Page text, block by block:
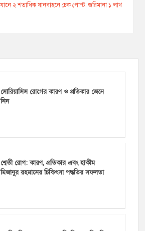
২ শতাধিক যানবাহনে চেক পোস্ট: জরিমানা ১ লাখ
সোরিয়াসিস রোগের কারণ ও প্রতিকার জেনে
নিন
শ্বেতী রোগ: কারণ, প্রতিকার এবং হাকীম
মিজানুর রহমানের চিকিৎসা পদ্ধতির সফলতা